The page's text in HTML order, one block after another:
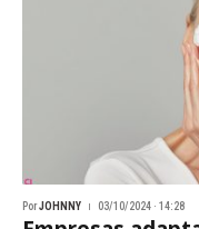
PorJOHNNY 03/10/2024 · 14:28